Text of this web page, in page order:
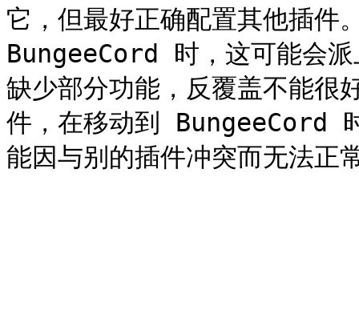
它，但最好正确配置其他插
BungeeCord 时，这可能会
缺少部分功能，反覆盖不能很
件，在移动到 BungeeCord